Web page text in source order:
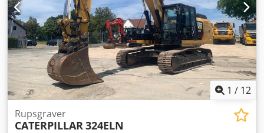
1 / 12
Rupsgraver
CATERPILLAR324ELN